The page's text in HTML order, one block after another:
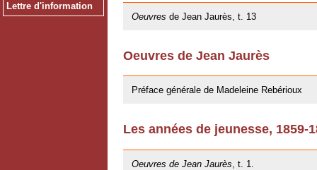
Lettre d'information
Oeuvres de Jean Jaurès, t. 13
Oeuvres de Jean Jaurès
Préface générale de Madeleine Rebérioux
Les années de jeunesse, 1859-
Oeuvres de Jean Jaurès , t. 1.